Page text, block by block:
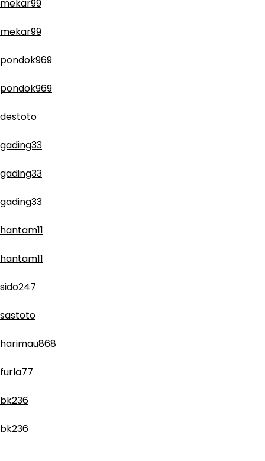
mekar99
mekar99
pondok969
pondok969
destoto
gading33
gading33
gading33
hantam11
hantam11
sido247
sastoto
harimau868
furla77
bk236
bk236